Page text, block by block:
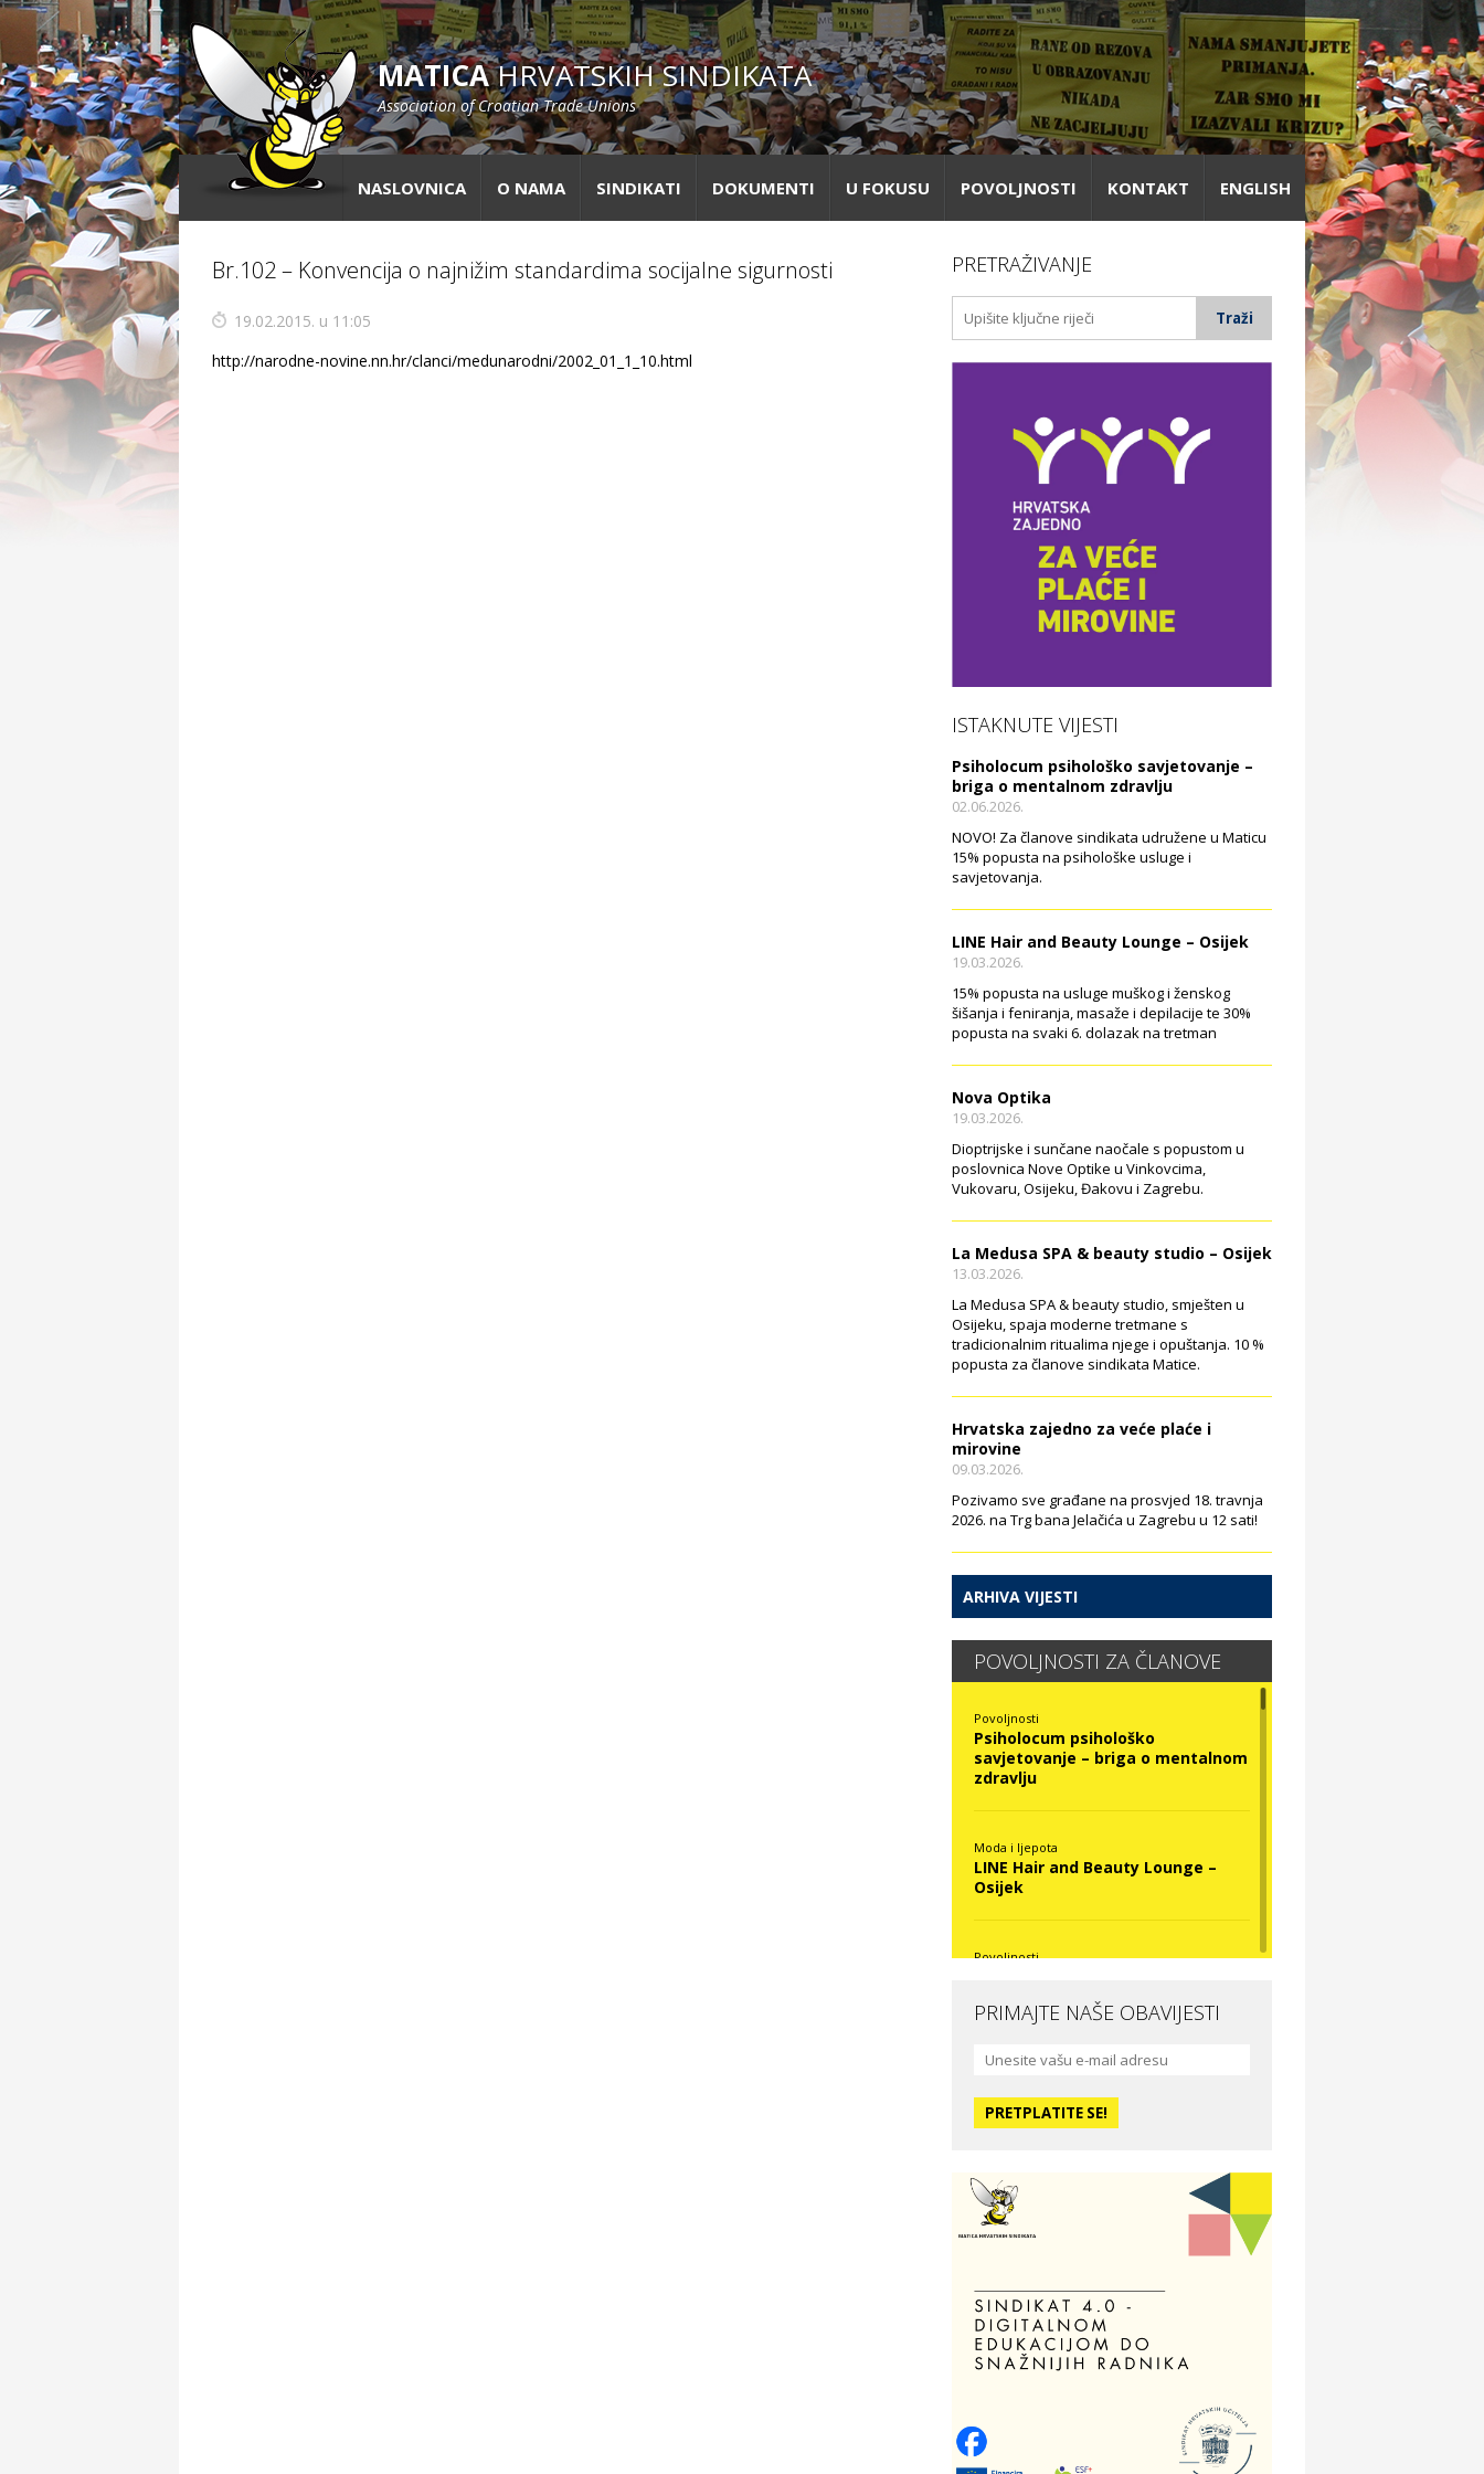
MATICAHRVATSKIH SINDIKATA
Association of Croatian Trade Unions
NASLOVNICA O NAMA SINDIKATI DOKUMENTI U FOKUSU POVOLJNOSTI KONTAKT ENGLISH
Br.102 – Konvencija o najnižim standardima socijalne sigurnosti
19.02.2015. u 11:05
http://narodne-novine.nn.hr/clanci/medunarodni/2002_01_1_10.html
PRETRAŽIVANJE
ISTAKNUTE VIJESTI
Psiholocum psihološko savjetovanje –
briga o mentalnom zdravlju
02.06.2026.
NOVO! Za članove sindikata udružene u Maticu
15% popusta na psihološke usluge i
savjetovanja.
LINE Hair and Beauty Lounge – Osijek
19.03.2026.
15% popusta na usluge muškog i ženskog
šišanja i feniranja, masaže i depilacije te 30%
popusta na svaki 6. dolazak na tretman
Nova Optika
19.03.2026.
Dioptrijske i sunčane naočale s popustom u
poslovnica Nove Optike u Vinkovcima,
Vukovaru, Osijeku, Đakovu i Zagrebu.
La Medusa SPA & beauty studio – Osijek
13.03.2026.
La Medusa SPA & beauty studio, smješten u
Osijeku, spaja moderne tretmane s
tradicionalnim ritualima njege i opuštanja. 10 %
popusta za članove sindikata Matice.
Hrvatska zajedno za veće plaće i
mirovine
09.03.2026.
Pozivamo sve građane na prosvjed 18. travnja
2026. na Trg bana Jelačića u Zagrebu u 12 sati!
ARHIVA VIJESTI
POVOLJNOSTI ZA ČLANOVE
Povoljnosti
Psiholocum psihološko
savjetovanje – briga o mentalnom
zdravlju
Moda i ljepota
LINE Hair and Beauty Lounge –
Osijek
Povoljnosti
La Medusa SPA & beauty studio –
Hotel Vila Ružica Crikvenica
Odmor
Villa Baranja – popust na smještaj
Povoljnosti
Optika Adrialeće – online i fizičke
optike
PRIMAJTE NAŠE OBAVIJESTI